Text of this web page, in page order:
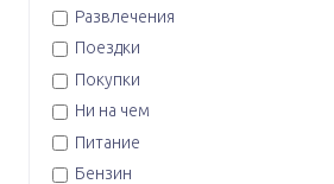
Развлечения
Поездки
Покупки
Ни на чем
Питание
Бензин